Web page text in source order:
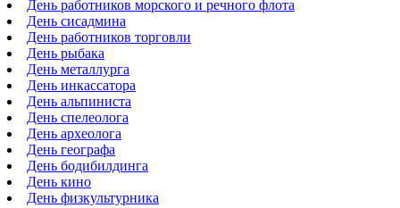
День работников морского и речного флота
День сисадмина
День работников торговли
День рыбака
День металлурга
День инкассатора
День альпиниста
День спелеолога
День археолога
День географа
День бодибилдинга
День кино
День физкультурника